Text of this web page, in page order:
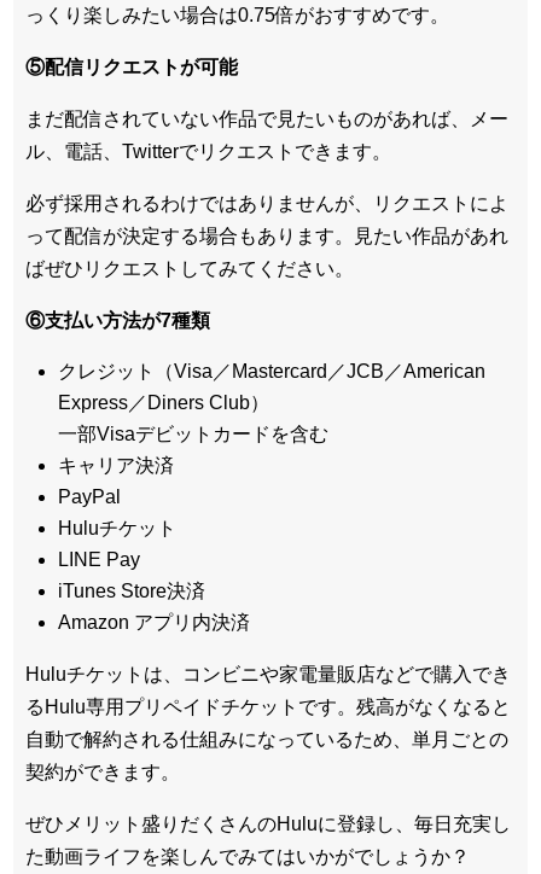
っくり楽しみたい場合は0.75倍がおすすめです。
⑤配信リクエストが可能
まだ配信されていない作品で見たいものがあれば、
メー
ル、電話、Twitterでリクエスト できます。
必ず採用されるわけではありませんが、リクエストによ
って配信が決定する場合もあります。見たい作品があれ
ばぜひリクエストしてみてください。
⑥支払い方法が7種類
クレジット（Visa／Mastercard／JCB／American
Express／Diners Club）
一部Visaデビットカードを含む
キャリア決済
PayPal
Huluチケット
LINE Pay
iTunes Store決済
Amazon アプリ内決済
Huluチケットは、コンビニや家電量販店などで購入でき
るHulu専用プリペイドチケットです。残高がなくなると
自動で解約される仕組みになっているため、単月ごとの
契約ができます。
ぜひメリット盛りだくさんのHuluに登録し、毎日充実し
た動画ライフを楽しんでみてはいかがでしょうか？